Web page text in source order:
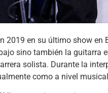
2019 en su último show
sino también la guitarra
solista. Durante la
como a nivel